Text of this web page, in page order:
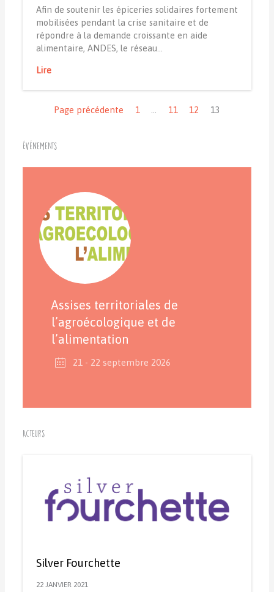
Afin de soutenir les épiceries solidaires fortement
mobilisées pendant la crise sanitaire et de
répondre à la demande croissante en aide
alimentaire, ANDES, le réseau…
Lire
Page précédente
1 11 12 13
Événements
Assises territoriales de
l’agroécologique et de
l’alimentation
21 - 22 septembre 2026
Acteurs
Silver Fourchette
22 JANVIER 2021